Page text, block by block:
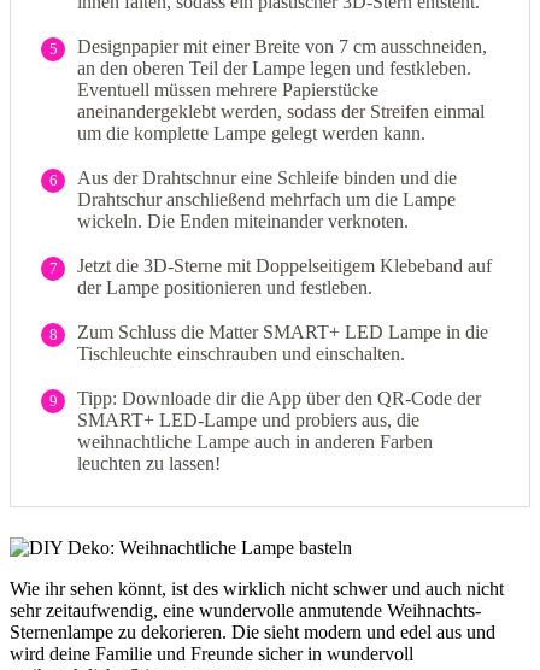
5
Designpapier mit einer Breite von 7 cm ausschneiden,
an den oberen Teil der Lampe legen und festkleben.
Eventuell müssen mehrere Papierstücke
aneinandergeklebt werden, sodass der Streifen einmal
um die komplette Lampe gelegt werden kann.
6
Aus der Drahtschnur eine Schleife binden und die
Drahtschur anschließend mehrfach um die Lampe
wickeln. Die Enden miteinander verknoten.
7
Jetzt die 3D-Sterne mit Doppelseitigem Klebeband auf
der Lampe positionieren und festleben.
8
Zum Schluss die Matter SMART+ LED Lampe in die
Tischleuchte einschrauben und einschalten.
9
Tipp: Downloade dir die App über den QR-Code der
SMART+ LED-Lampe und probiers aus, die
weihnachtliche Lampe auch in anderen Farben
leuchten zu lassen!
Wie ihr sehen könnt, ist des wirklich nicht schwer und auch nicht
sehr zeitaufwendig, eine wundervolle anmutende Weihnachts-
Sternenlampe zu dekorieren. Die sieht modern und edel aus und
wird deine Familie und Freunde sicher in wundervoll